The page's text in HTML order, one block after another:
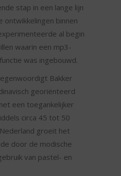
stap in een lange lijn
ontwikkelingen binnen
al begin
waarin een mp3-
was ingebouwd.
Bakker
georiënteerd
een toegankelijker
circa 45 tot 50
groeit het
door de modische
van pastel- en